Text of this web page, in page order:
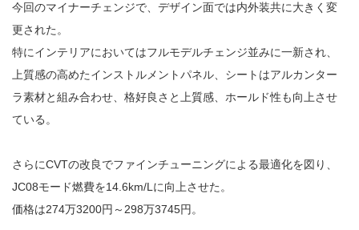
今回のマイナーチェンジで、デザイン面では内外装共に大きく変
更された。
特にインテリアにおいてはフルモデルチェンジ並みに一新され、
上質感の高めたインストルメントパネル、シートはアルカンター
ラ​素材と組み合わせ、格好良さと上質感、ホールド性も向上させ
ている。
さらにCVTの改良でファインチューニングによる最適化を図り、
JC08モード燃費を14.6km/Lに向上させた。
価格は274万3200円～298万3745円。